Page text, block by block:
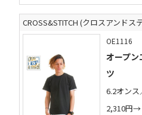
CROSS&STITCH (クロスアンドス
OE1116
オープ
ツ
6.2オンス
2,310円→